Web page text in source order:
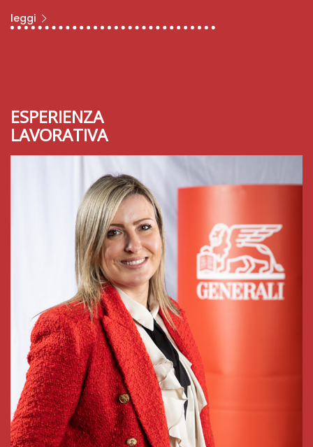
leggi
ESPERIENZA
LAVORATIVA